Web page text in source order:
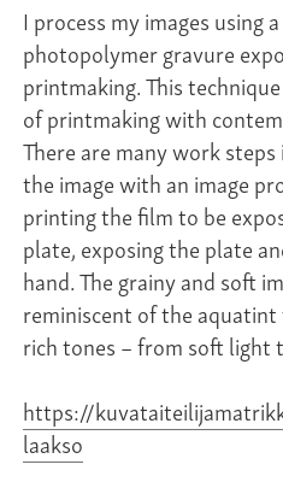
I process my images using
photopolymer gravure
printmaking. This
of printmaking with
There are many work
the image with an image
printing the film to be
plate, exposing the plate
hand. The grainy and soft
reminiscent of the
rich tones – from soft light
https://
laakso